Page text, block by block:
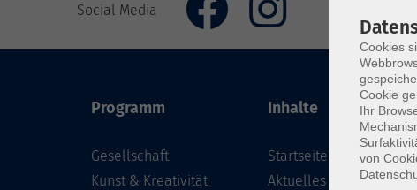
Social Media
Programm
Gesellschaft
Kunst & Kreativität
Inhalte
Startseite
Aktuelles
Cookies
Cookie
Ihr
von